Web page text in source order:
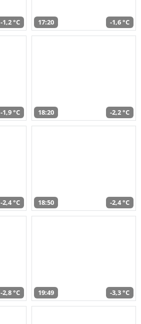
-1,2 °C 17:20 -1,6 °C
-1,9 °C 18:20 -2,2 °C
-2,4 °C 18:50 -2,4 °C
-2,8 °C 19:49 -3,3 °C